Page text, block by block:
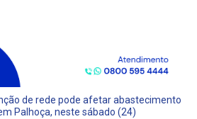
de rede pode afetar abastecimento
Palhoça, neste sábado (24)